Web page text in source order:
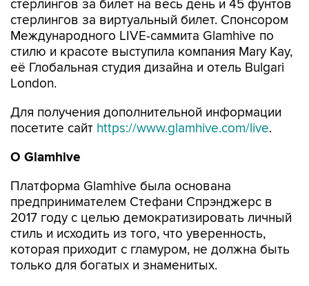
стерлингов за билет на весь день и 45 фунтов
стерлингов за виртуальный билет. Спонсором
Международного LIVE-саммита Glamhive по
стилю и красоте выступила компания Mary Kay,
её Глобальная студия дизайна и отель Bulgari
London.
Для получения дополнительной информации
посетите сайт https://www.glamhive.com/live.
О Glamhive
Платформа Glamhive была основана
предпринимателем Стефани Спрэнджерс в
2017 году с целью демократизировать личный
стиль и исходить из того, что уверенность,
которая приходит с гламуром, не должна быть
только для богатых и знаменитых.